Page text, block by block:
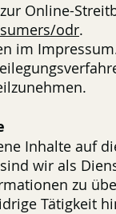
Online-
odr.
im
Inhalte auf
wir als
zu
Tätigkeit